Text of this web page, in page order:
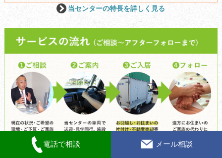
当センターの特長を詳しく見る
電話で相談 メール相談